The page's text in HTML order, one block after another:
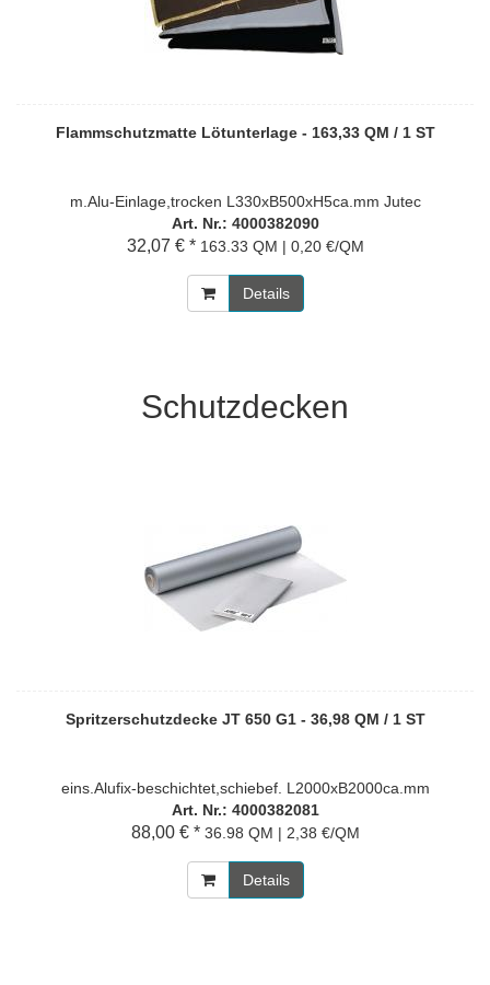
Flammschutzmatte Lötunterlage - 163,33 QM / 1 ST
m.Alu-Einlage,trocken L330xB500xH5ca.mm Jutec
Art. Nr.: 4000382090
32,07 € * 163.33 QM | 0,20 €/QM
Details
Schutzdecken
Spritzerschutzdecke JT 650 G1 - 36,98 QM / 1 ST
eins.Alufix-beschichtet,schiebef. L2000xB2000ca.mm
Art. Nr.: 4000382081
88,00 € * 36.98 QM | 2,38 €/QM
Details